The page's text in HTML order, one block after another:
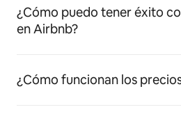
¿Cómo puedo tener éxito
en Airbnb?
¿Cómo funcionan los